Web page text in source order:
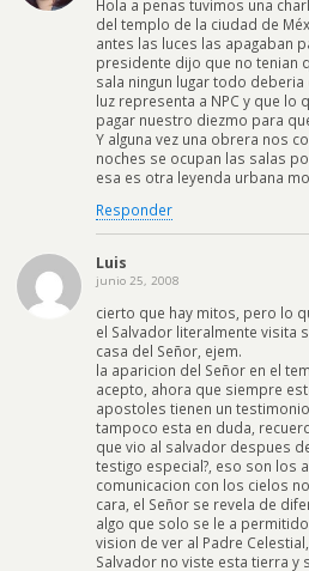
Hola a penas tuvimos una
del templo de la ciudad de
antes las luces las apagaban
presidente dijo que no tenian
sala ningun lugar todo
luz representa a NPC y que lo
pagar nuestro diezmo para
Y alguna vez una obrera nos
noches se ocupan las salas
esa es otra leyenda urbana
Responder
Luis
junio 25, 2008
cierto que hay mitos, pero lo
el Salvador literalmente visita
casa del Señor, ejem.
la aparicion del Señor en el
acepto, ahora que siempre
apostoles tienen un
tampoco esta en duda,
que vio al salvador despues
testigo especial?, eso son los
comunicacion con los cielos
cara, el Señor se revela de
algo que solo se le a
vision de ver al Padre
Salvador no viste esta tierra y